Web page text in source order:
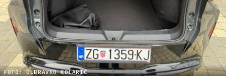
FOTO: DUBRAVKO KOLARIĆ